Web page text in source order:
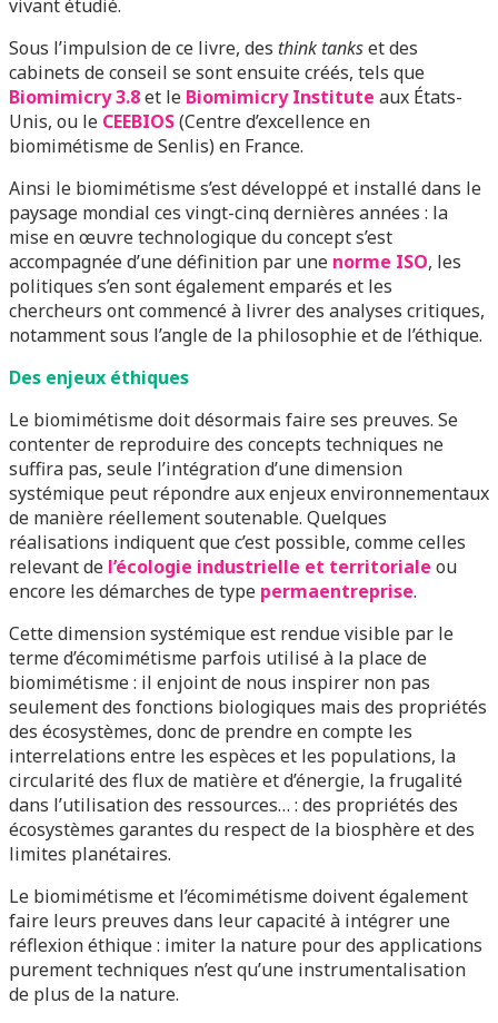
vivant étudié.
Sous l’impulsion de ce livre, des think tankset des
cabinets de conseil se sont ensuite créés, tels que
Biomimicry 3.8et le Biomimicry Institute aux États-
Unis, ou le CEEBIOS(Centre d’excellence en
biomimétisme de Senlis) en France.
Ainsi le biomimétisme s’est développé et installé dans le
paysage mondial ces vingt-cinq dernières années : la
mise en œuvre technologique du concept s’est
accompagnée d’une définition par une norme ISO, les
politiques s’en sont également emparés et les
chercheurs ont commencé à livrer des analyses critiques,
notamment sous l’angle de la philosophie et de l’éthique.
Des enjeux éthiques
Le biomimétisme doit désormais faire ses preuves. Se
contenter de reproduire des concepts techniques ne
suffira pas, seule l’intégration d’une dimension
systémique peut répondre aux enjeux environnementaux
de manière réellement soutenable. Quelques
réalisations indiquent que c’est possible, comme celles
relevant de l’écologie industrielle et territoriale ou
encore les démarches de type permaentreprise.
Cette dimension systémique est rendue visible par le
terme d’écomimétisme parfois utilisé à la place de
biomimétisme : il enjoint de nous inspirer non pas
seulement des fonctions biologiques mais des propriétés
des écosystèmes, donc de prendre en compte les
interrelations entre les espèces et les populations, la
circularité des flux de matière et d’énergie, la frugalité
dans l’utilisation des ressources… : des propriétés des
écosystèmes garantes du respect de la biosphère et des
limites planétaires.
Le biomimétisme et l’écomimétisme doivent également
faire leurs preuves dans leur capacité à intégrer une
réflexion éthique : imiter la nature pour des applications
purement techniques n’est qu’une instrumentalisation
de plus de la nature.